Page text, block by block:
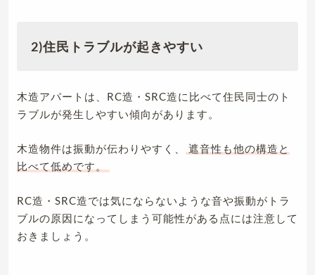
2)住民トラブルが起きやすい
木造アパートは、RC造・SRC造に比べて住民同士のト
ラブルが発生しやすい傾向があります。
木造物件は振動が伝わりやすく、
遮音性も他の構造と
比べて低めです。
RC造・SRC造では気にならないような音や振動がトラ
ブルの原因になってしまう可能性がある点には注意して
おきましょう。